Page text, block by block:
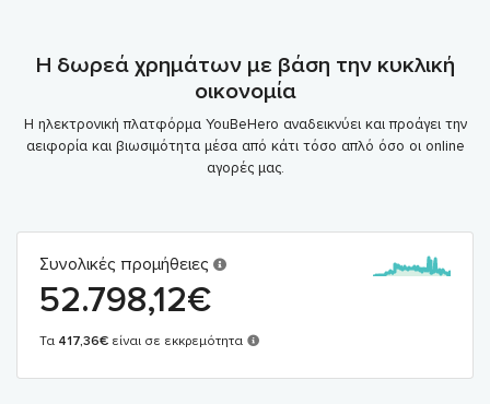
Η δωρεά χρημάτων με βάση την κυκλική
οικονομία
Η ηλεκτρονική πλατφόρμα YouBeHero αναδεικνύει και προάγει την
αειφορία και βιωσιμότητα μέσα από κάτι τόσο απλό όσο οι online
αγορές μας.
Συνολικές προμήθειες
52.798,12€
Τα 417,36€ είναι σε εκκρεμότητα